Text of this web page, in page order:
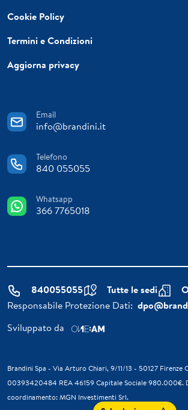
Cookie Policy
Termini e Condizioni
Aggiorna privacy
Email
info@brandini.it
Telefono
840 055055
Whatsapp
366 7765018
840055055 Tutte le sedi
Responsabile Protezione Dati:
Sviluppato da
Brandini Spa - Via Arturo Chiari, 9/11/13 - 50127 Firenze
00393420484 REA 46159 Capitale Sociale 980.000€.
coordinamento: MGN Investimenti Srl.